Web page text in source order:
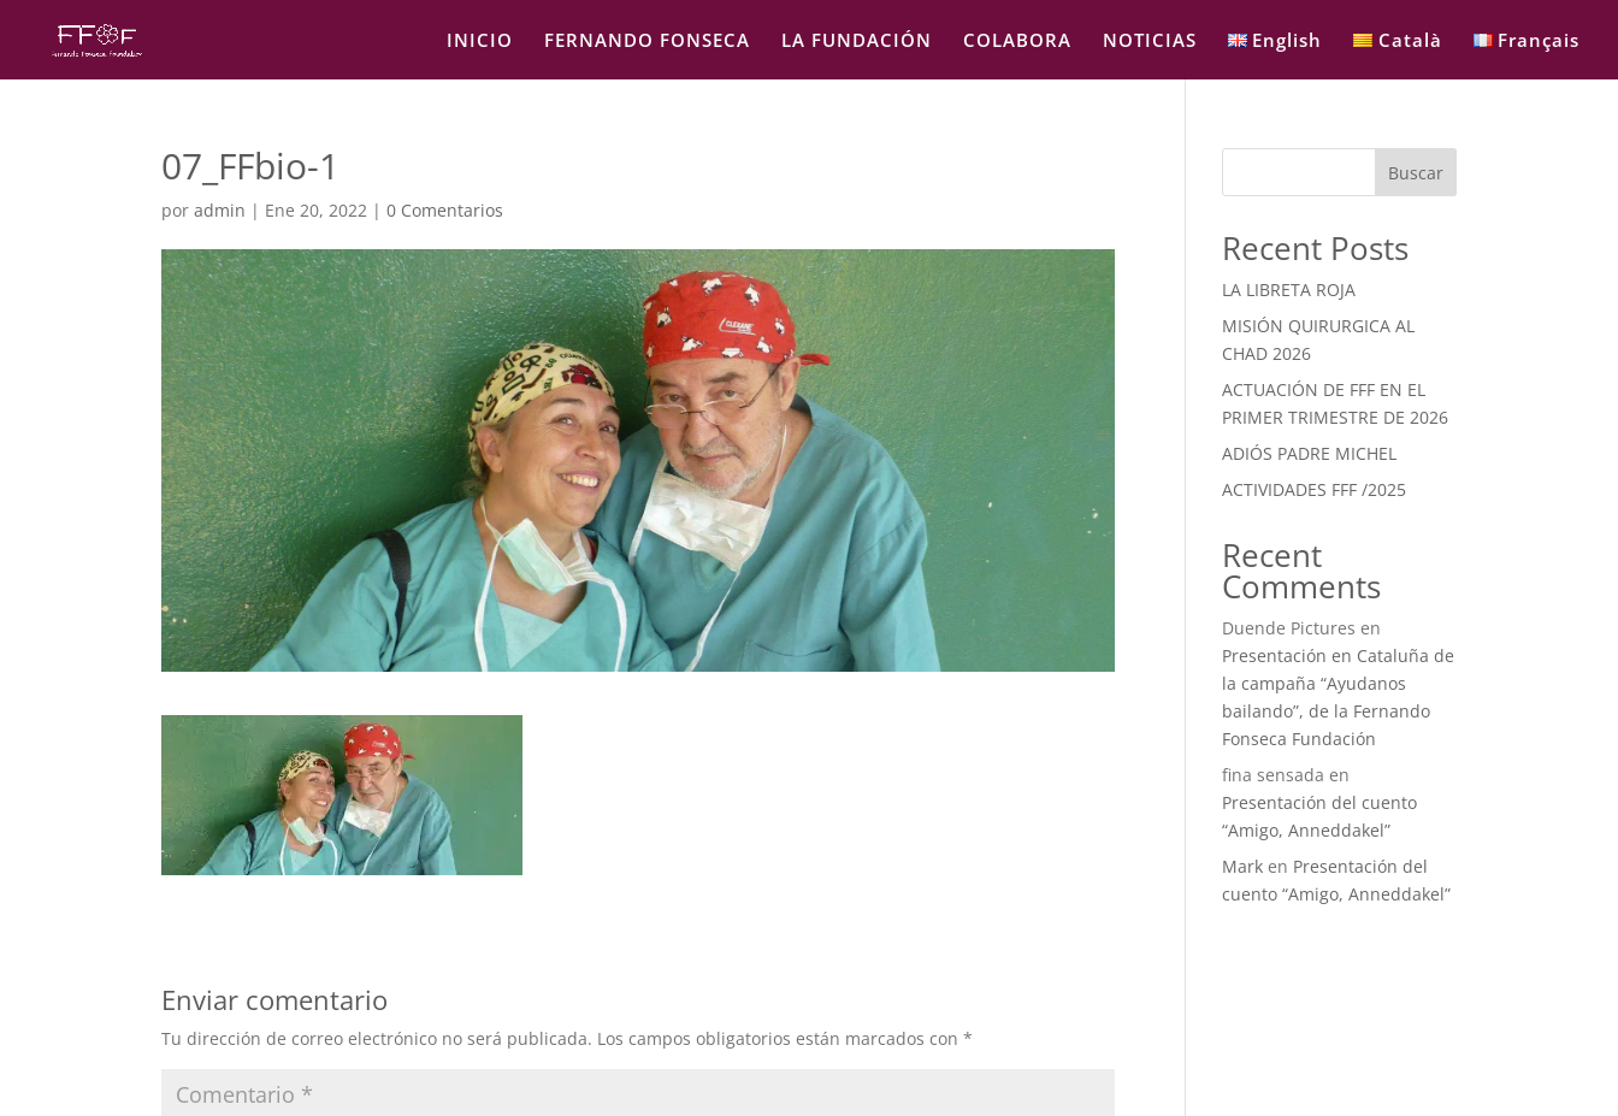
INICIO FERNANDO FONSECA LA FUNDACIÓN COLABORA NOTICIAS English Català Français
07_FFbio-1
poradmin | Ene 20, 2022 |0 Comentarios
Enviar comentario
Tu dirección de correo electrónico no será publicada. Los campos obligatorios están marcados con*
Buscar
Recent Posts
LA LIBRETA ROJA
MISIÓN QUIRURGICA AL
CHAD 2026
ACTUACIÓN DE FFF EN EL
PRIMER TRIMESTRE DE 2026
ADIÓS PADRE MICHEL
ACTIVIDADES FFF /2025
Recent
Comments
Duende Pictures en
Presentación en Cataluña de
la campaña “Ayudanos
bailando”, de la Fernando
Fonseca Fundación
fina sensada en
Presentación del cuento
“Amigo, Anneddakel”
Mark en Presentación del
cuento “Amigo, Anneddakel”